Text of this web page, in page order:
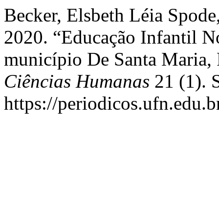
Becker, Elsbeth Léia
2020. “Educação Infantil
município De Santa Maria,
Ciências Humanas 21 (1).
https://